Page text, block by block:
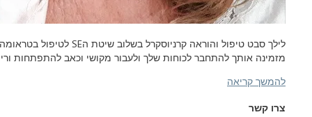
לילך סבט טיפול והוראה קרניוסקרל בשלוב שיטת הSE לטיפול
מזמינה אותך להתחבר לכוחות שלך ולעבור מקושי וכאב להתפתחות
להמשך קריאה
צרו קשר